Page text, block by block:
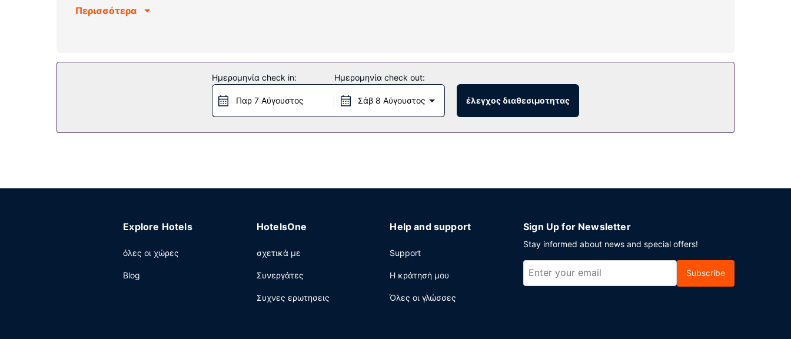
Παροχές καταλύματος
Περισσότερα
Ημερομηνία check in:
Παρ 7 Αύγουστος
Ημερομηνία check out:
Σάβ 8 Αύγουστος έλεγχος διαθεσιμοτητας
Explore Hotels
όλες οι χώρες
Blog
HotelsOne
σχετικά με
Συνεργάτες
Συχνες ερωτησεις
Help and support
Support
Η κράτησή μου
Όλες οι γλώσσες
Sign Up for Newsletter
Stay informed about news and special offers!
Subscribe